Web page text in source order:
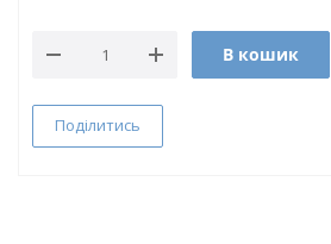
В кошик
Поділитись